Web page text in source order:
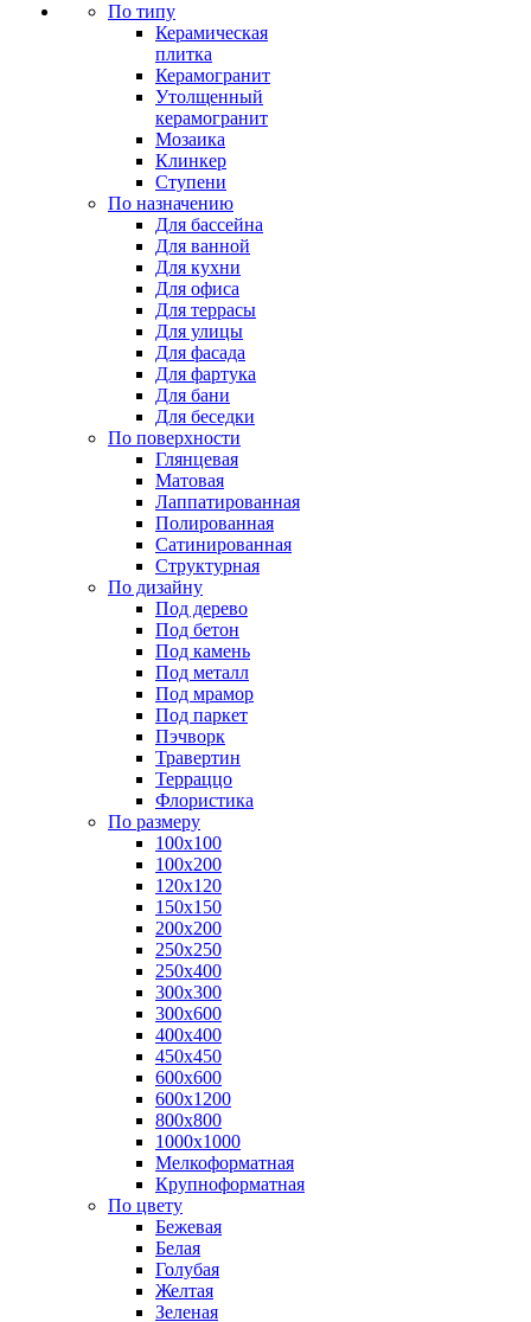
По типу
Керамическая
плитка
Керамогранит
Утолщенный
керамогранит
Мозаика
Клинкер
Ступени
По назначению
Для бассейна
Для ванной
Для кухни
Для офиса
Для террасы
Для улицы
Для фасада
Для фартука
Для бани
Для беседки
По поверхности
Глянцевая
Матовая
Лаппатированная
Полированная
Сатинированная
Структурная
По дизайну
Под дерево
Под бетон
Под камень
Под металл
Под мрамор
Под паркет
Пэчворк
Травертин
Терраццо
Флористика
По размеру
100х100
100х200
120х120
150х150
200х200
250х250
250х400
300х300
300х600
400х400
450х450
600х600
600х1200
800х800
1000х1000
Мелкоформатная
Крупноформатная
По цвету
Бежевая
Белая
Голубая
Желтая
Зеленая